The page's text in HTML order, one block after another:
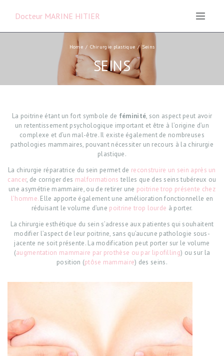
Docteur MARINE HITIER
Home Chirurgie plastique Seins
SEINS
et
La poitrine étant un fort symbole de féminité, son aspect peut avoir
un retentissement psychologique important et être à l’origine d’un
complexe et d’un mal-être. Il existe également de nombreuses
pathologies mammaires, pouvant nécessiter un recours à la chirurgie
plastique.
La chirurgie réparatrice du sein permet de reconstruire un sein après un
cancer, de corriger des malformations telles que des seins tubéreux ou
une asymétrie mammaire, ou de retirer une poitrine trop présente chez
l’homme. Elle apporte également une amélioration fonctionnelle en
réduisant le volume d’une poitrine trop lourde à porter.
La chirurgie esthétique du sein s’adresse aux patientes qui souhaitent
modifier l’aspect de leur poitrine, sans qu’aucune pathologie sous-
jacente ne soit présente. La modification peut porter sur le volume
(augmentation mammaire par prothèse ou par lipofilling) ou sur la
position (ptôse mammaire) des seins.